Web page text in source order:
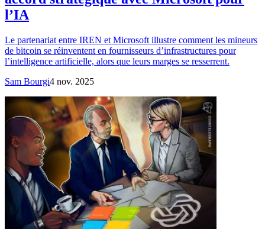
l’IA
Le partenariat entre IREN et Microsoft illustre comment les mineurs
de bitcoin se réinventent en fournisseurs d’infrastructures pour
l’intelligence artificielle, alors que leurs marges se resserrent.
Sam Bourgi4 nov. 2025